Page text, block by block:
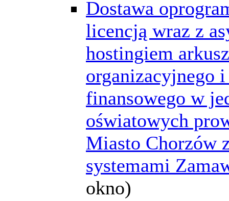
Dostawa
licencją wraz z
hostingiem
organizacyjnego
finansowego w
oświatowych
Miasto Chorzów
systemami
okno)